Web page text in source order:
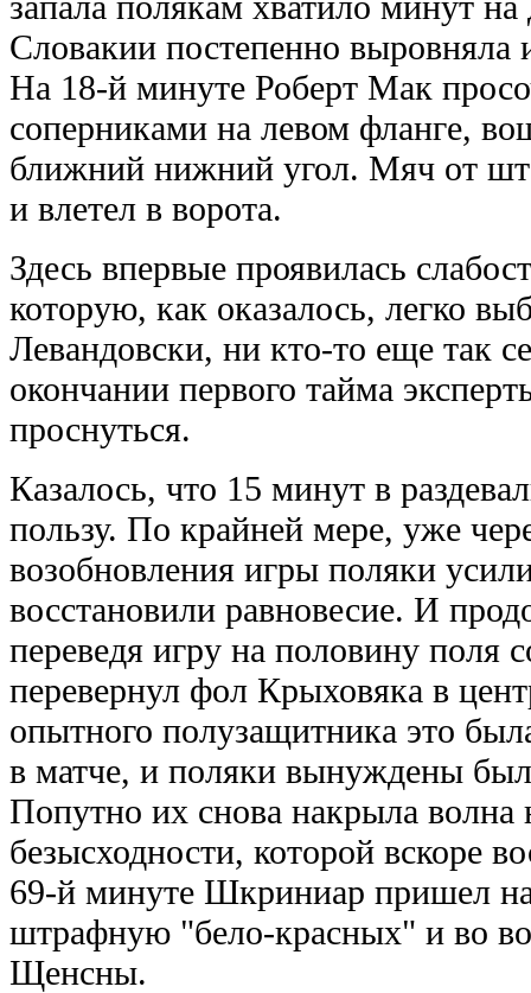
Словакии постепенно выровняла
На 18-й минуте Роберт Мак
соперниками на левом фланге,
ближний нижний угол. Мяч от
и влетел в ворота.
Здесь впервые проявилась
которую, как оказалось, легко
Левандовски, ни кто-то еще так
окончании первого тайма
проснуться.
Казалось, что 15 минут в
пользу. По крайней мере, уже
возобновления игры поляки
восстановили равновесие. И
переведя игру на половину поля
перевернул фол Крыховяка в
опытного полузащитника это
в матче, и поляки вынуждены
Попутно их снова накрыла волна
безысходности, которой вскоре
69-й минуте Шкриниар пришел
штрафную "бело-красных" и во
Щенсны.